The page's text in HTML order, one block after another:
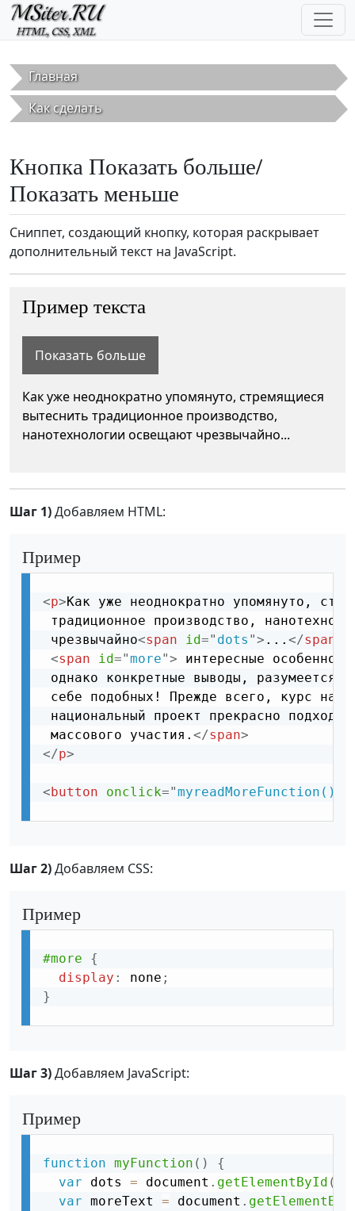
Перейти к основному содержанию
Главная
Как сделать
Кнопка Показать больше/
Показать меньше
Сниппет, создающий кнопку, которая раскрывает
дополнительный текст на JavaScript.
Пример текста
Показать больше
Как уже неоднократно упомянуто, стремящиеся
вытеснить традиционное производство,
нанотехнологии освещают чрезвычайно...
Шаг 1)Добавляем HTML:
Пример
<p>Как уже неоднократно упомянуто,
традиционное производство,
чрезвычайно<span id=" dots "> ... </span
<span id="more"> интересные
однако конкретные выводы, разумеется,
себе подобных! Прежде всего, курс на
национальный проект прекрасно
массового участия. </span>
</p>
<button onclick="myreadMoreFunction()
Шаг 2)Добавляем CSS:
Пример
#more
{
display : none ;
}
Шаг 3)Добавляем JavaScript:
Пример
function myFunction ( )
{
var dots = document . getElementById (
var moreText = document .